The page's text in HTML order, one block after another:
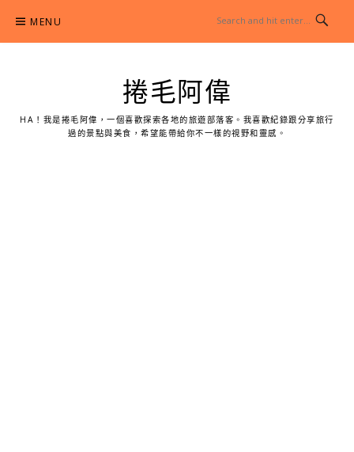
content
MENU
捲毛阿偉
HA！我是捲毛阿偉，一個喜歡探索各地的旅遊部落客。我喜歡紀錄跟分享旅行
過的景點與美食，希望能帶給你不一樣的視野和靈感。